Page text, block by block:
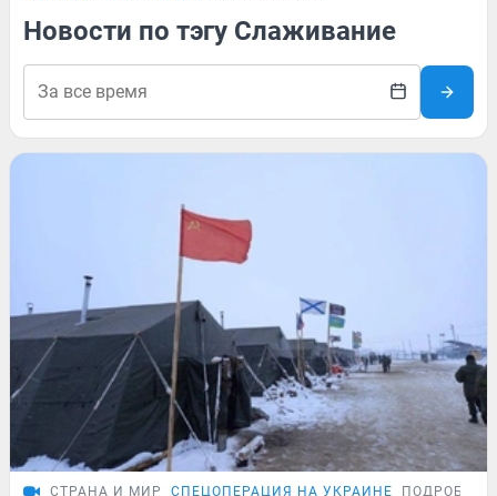
Новости по тэгу Слаживание
СТРАНА И МИР СПЕЦОПЕРАЦИЯ НА УКРАИНЕ